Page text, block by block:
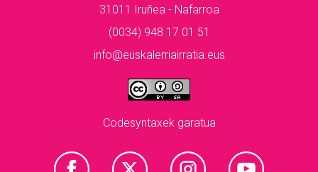
31011 Iruñea - Nafarroa
(0034) 948 17 01 51
info@euskalerriairratia.eus
Codesyntaxek garatua